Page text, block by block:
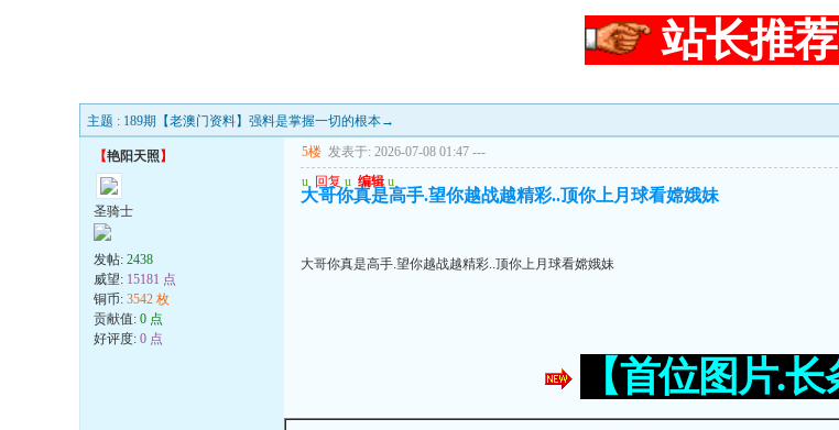
站长推
主题 : 189期【老澳门资料】强料是掌握一切的根本→
【艳阳天照 】
圣骑士
发帖: 2438
威望: 15181 点
铜币: 3542 枚
贡献值: 0 点
好评度: 0 点
5楼 发表于: 2026-07-08 01:47 ---
u 回复 u 编辑 u
大哥你真是高手.望你越战越精彩..顶你上月球看嫦娥妹
大哥你真是高手.望你越战越精彩..顶你上月球看嫦娥妹
【首位图片.